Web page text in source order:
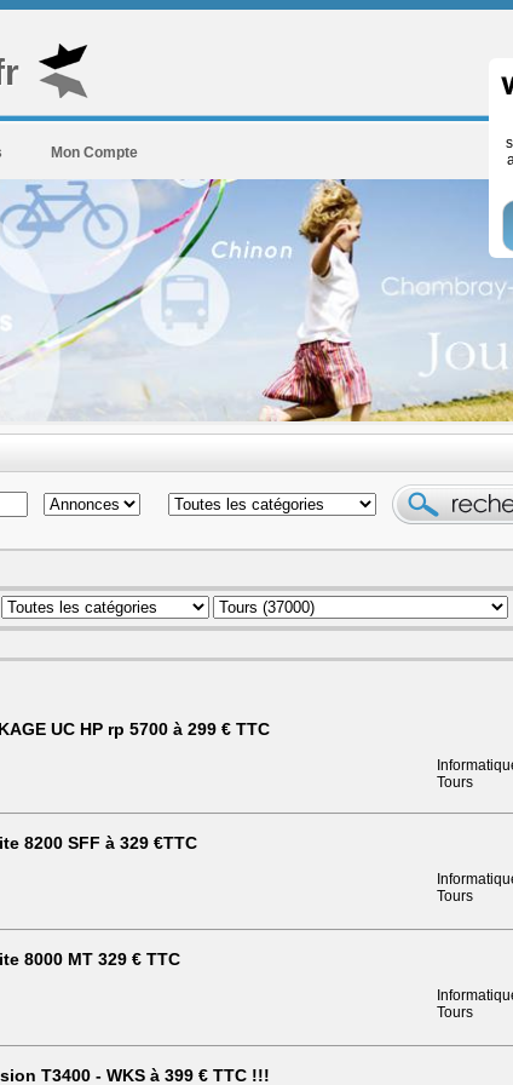
Mon Compte
UC HP rp 5700 à 299 € TTC
Tours
8200 SFF à 329 €TTC
Tours
8000 MT 329 € TTC
Tours
T3400 - WKS à 399 € TTC !!!